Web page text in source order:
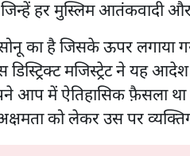
हर मुस्लिम आतंकवादी
का है जिसके ऊपर लगाया
डिस्ट्रिक्ट मजिस्ट्रेट ने यह
आप में ऐतिहासिक फ़ैसला
को लेकर उस पर